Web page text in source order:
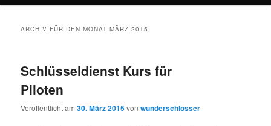
ARCHIV FÜR DEN MONATMÄRZ 2015
Schlüsseldienst Kurs für
Piloten
Veröffentlicht am30. März 2015vonwunderschlosser